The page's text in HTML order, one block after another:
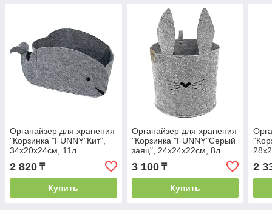
Органайзер для хранения
"Корзинка "FUNNY"Кит",
34х20х24см, 11л
2 820 ₸
Купить
Органайзер для хранения
"Корзинка "FUNNY"Серый
заяц", 24х24х22см, 8л
3 100₸
Купить
2